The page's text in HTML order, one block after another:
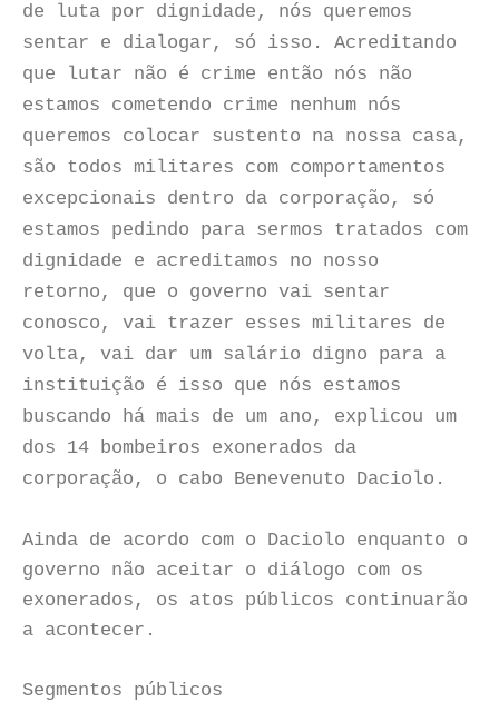
de luta por dignidade, nós queremos
sentar e dialogar, só isso. Acreditando
que lutar não é crime então nós não
estamos cometendo crime nenhum nós
queremos colocar sustento na nossa casa,
são todos militares com comportamentos
excepcionais dentro da corporação, só
estamos pedindo para sermos tratados com
dignidade e acreditamos no nosso
retorno, que o governo vai sentar
conosco, vai trazer esses militares de
volta, vai dar um salário digno para a
instituição é isso que nós estamos
buscando há mais de um ano, explicou um
dos 14 bombeiros exonerados da
corporação, o cabo Benevenuto Daciolo.
Ainda de acordo com o Daciolo enquanto o
governo não aceitar o diálogo com os
exonerados, os atos públicos continuarão
a acontecer.
Segmentos públicos